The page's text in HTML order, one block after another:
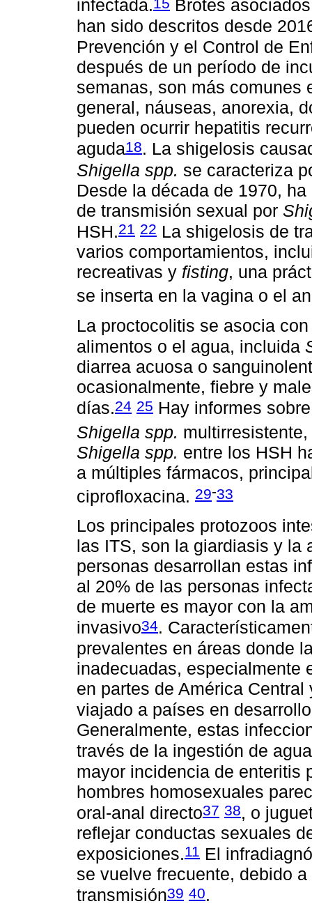
infectada.
Brotes
han sido descritos desde
Prevención y el Control de
después de un período de
semanas, son más comunes
general, náuseas, anorexia,
pueden ocurrir hepatitis
aguda18. La shigelosis
Shigella spp. se caracteriza
Desde la década de 1970,
de transmisión sexual por
HSH.21 22 La shigelosis de
varios comportamientos,
recreativas y fisting, una
se inserta en la vagina o el
La proctocolitis se asocia
alimentos o el agua, incluida
diarrea acuosa o
ocasionalmente, fiebre y
días.24 25 Hay informes
Shigella spp.
Shigella spp. entre los HSH
a múltiples fármacos,
ciprofloxacina. 29-33
Los principales protozoos
las ITS, son la giardiasis y la
personas desarrollan estas
al 20% de las personas
de muerte es mayor con la
invasivo34.
prevalentes en áreas donde
inadecuadas, especialmente
en partes de América
viajado a países en
Generalmente, estas
través de la ingestión de
mayor incidencia de enteritis
hombres homosexuales
oral-anal directo37 38, o
reflejar conductas sexuales
exposiciones.11 El
se vuelve frecuente, debido
transmisión39 40.